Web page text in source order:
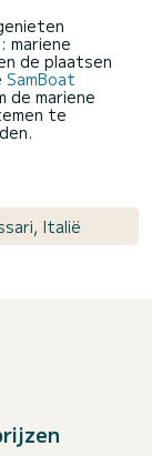
mariene
de plaatsen
SamBoat
de mariene
te
Italië